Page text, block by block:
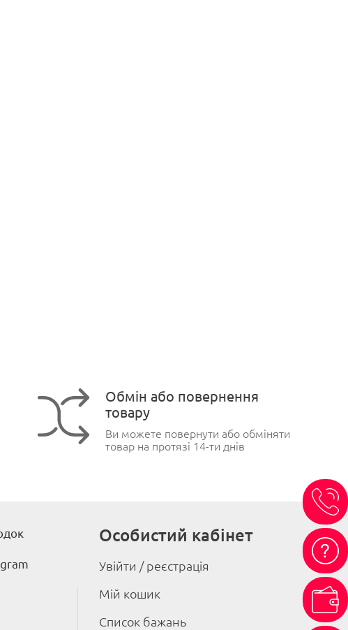
Обмін або повернення
товару
Ви можете повернути або обміняти
товар на протязі 14-ти днів
Особистий кабінет
Увійти / реєстрація
Мій кошик
Список бажань